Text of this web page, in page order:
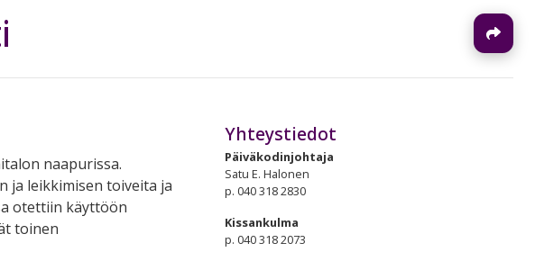
naapurissa.
ja leikkimisen toiveita ja
otettiin käyttöön
toinen
Yhteystiedot
Päiväkodinjohtaja
Satu E. Halonen
p. 040 318 2830
Kissankulma
p. 040 318 2073